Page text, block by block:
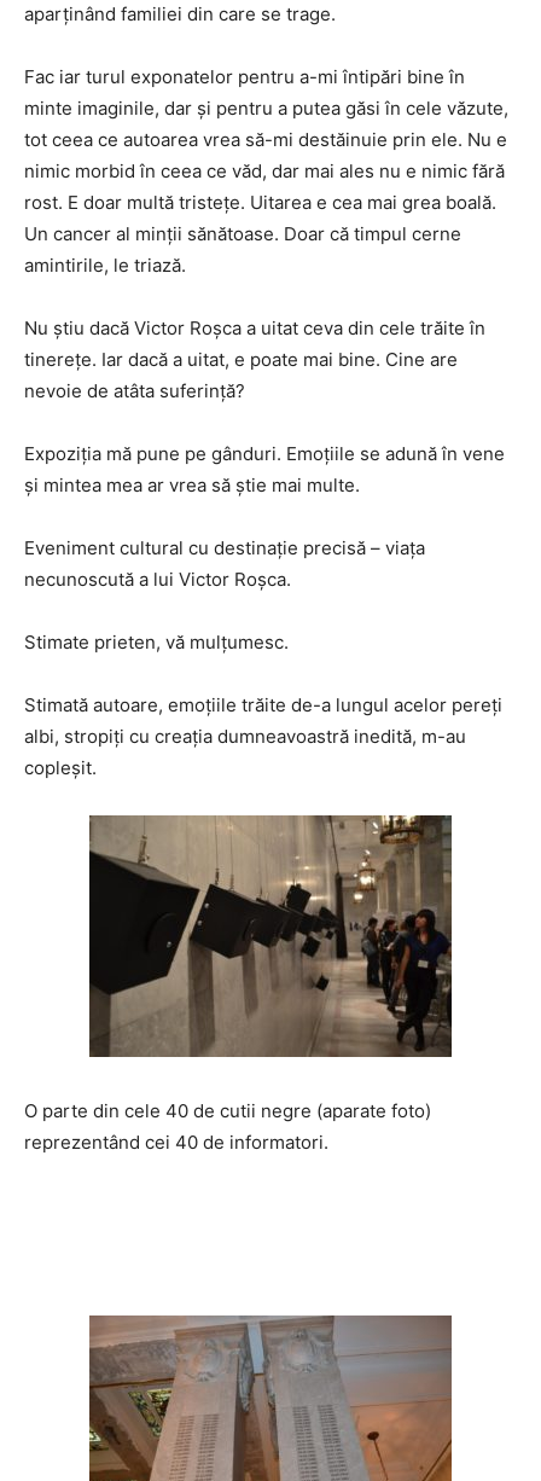
aparținând familiei din care se trage.
Fac iar turul exponatelor pentru a-mi întipări bine în
minte imaginile, dar și pentru a putea găsi în cele văzute,
tot ceea ce autoarea vrea să-mi destăinuie prin ele. Nu e
nimic morbid în ceea ce văd, dar mai ales nu e nimic fără
rost. E doar multă tristețe. Uitarea e cea mai grea boală.
Un cancer al minții sănătoase. Doar că timpul cerne
amintirile, le triază.
Nu știu dacă Victor Roșca a uitat ceva din cele trăite în
tinerețe. Iar dacă a uitat, e poate mai bine. Cine are
nevoie de atâta suferință?
Expoziția mă pune pe gânduri. Emoțiile se adună în vene
și mintea mea ar vrea să știe mai multe.
Eveniment cultural cu destinație precisă – viața
necunoscută a lui Victor Roșca.
Stimate prieten, vă mulțumesc.
Stimată autoare, emoțiile trăite de-a lungul acelor pereți
albi, stropiți cu creația dumneavoastră inedită, m-au
copleșit.
O parte din cele 40 de cutii negre (aparate foto)
reprezentând cei 40 de informatori.